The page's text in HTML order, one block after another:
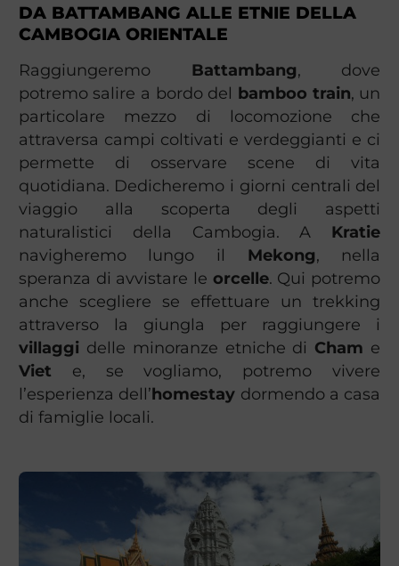
DA BATTAMBANG ALLE ETNIE DELLA
CAMBOGIA ORIENTALE
Raggiungeremo Battambang, dove
potremo salire a bordo del bamboo train, un
particolare mezzo di locomozione che
attraversa campi coltivati e verdeggianti e ci
permette di osservare scene di vita
quotidiana. Dedicheremo i giorni centrali del
viaggio alla scoperta degli aspetti
naturalistici della Cambogia. A Kratie
navigheremo lungo il Mekong, nella
speranza di avvistare le orcelle. Qui potremo
anche scegliere se effettuare un trekking
attraverso la giungla per raggiungere i
villaggidelle minoranze etniche di Cham e
Viet e, se vogliamo, potremo vivere
l’esperienza dell’homestay dormendo a casa
di famiglie locali.